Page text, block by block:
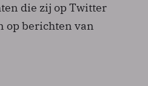
die zij op Twitter
op berichten van